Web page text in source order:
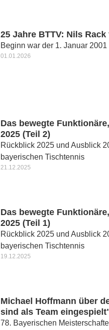
25 Jahre BTTV: Nils
Beginn war der 1. Januar 2001
01.01.2026
Das bewegte
2025 (Teil 2)
Rückblick 2025 und Ausblick
bayerischen Tischtennis
21.12.2025
Das bewegte
2025 (Teil 1)
Rückblick 2025 und Ausblick
bayerischen Tischtennis
19.12.2025
Michael Hoffmann über
sind als Team
78. Bayerischen